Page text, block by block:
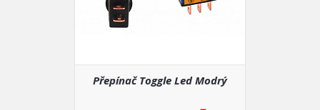
Přepínač Toggle Led Modrý